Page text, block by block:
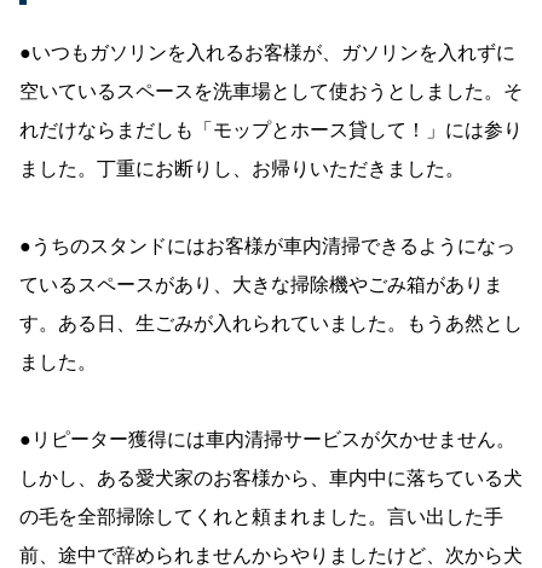
●いつもガソリンを入れるお客様が、ガソリンを入れずに
空いているスペースを洗車場として使おうとしました。そ
れだけならまだしも「モップとホース貸して！」には参り
ました。丁重にお断りし、お帰りいただきました。
●うちのスタンドにはお客様が車内清掃できるようになっ
ているスペースがあり、大きな掃除機やごみ箱がありま
す。ある日、生ごみが入れられていました。もうあ然とし
ました。
●リピーター獲得には車内清掃サービスが欠かせません。
しかし、ある愛犬家のお客様から、車内中に落ちている犬
の毛を全部掃除してくれと頼まれました。言い出した手
前、途中で辞められませんからやりましたけど、次から犬